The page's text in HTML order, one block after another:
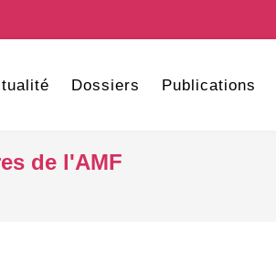
Dossiers Publications
de l'AMF